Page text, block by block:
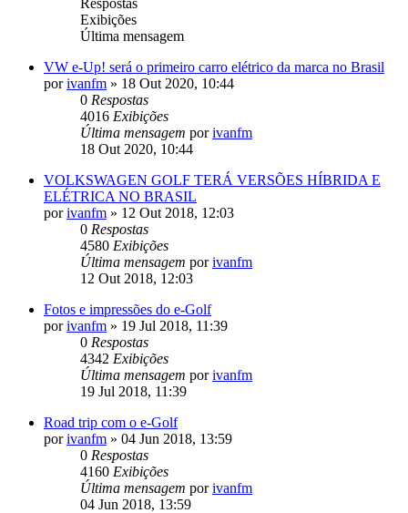
Exibições
Última mensagem
VW e-Up! será o primeiro carro elétrico da marca no Brasil
porivanfm » 18 Out 2020, 10:44
0 Respostas
4016 Exibições
Última mensagem porivanfm
18 Out 2020, 10:44
VOLKSWAGEN GOLF TERÁ VERSÕES HÍBRIDA E
ELÉTRICA NO BRASIL
porivanfm » 12 Out 2018, 12:03
0 Respostas
4580 Exibições
Última mensagem porivanfm
12 Out 2018, 12:03
Fotos e impressões do e-Golf
porivanfm » 19 Jul 2018, 11:39
0 Respostas
4342 Exibições
Última mensagem porivanfm
19 Jul 2018, 11:39
Road trip com o e-Golf
porivanfm » 04 Jun 2018, 13:59
0 Respostas
4160 Exibições
Última mensagem porivanfm
04 Jun 2018, 13:59